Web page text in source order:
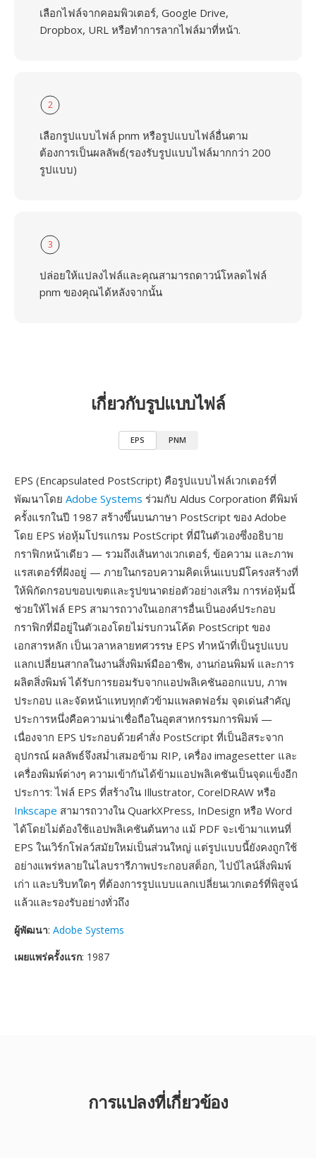
เลือกไฟล์จากคอมพิวเตอร์, Google Drive,
Dropbox, URL หรือทำการลากไฟล์มาที่หน้า.
2
เลือกรูปแบบไฟล์ pnm หรือรูปแบบไฟล์อื่นตาม
ต้องการเป็นผลลัพธ์(รองรับรูปแบบไฟล์มากกว่า 200
รูปแบบ)
3
ปล่อยให้แปลงไฟล์และคุณสามารถดาวน์โหลดไฟล์
pnm ของคุณได้หลังจากนั้น
เกี่ยวกับรูปแบบไฟล์
EPS PNM
EPS (Encapsulated PostScript) คือรูปแบบไฟล์เวกเตอร์ที่
พัฒนาโดย Adobe Systems ร่วมกับ Aldus Corporation ตีพิมพ์
ครั้งแรกในปี 1987 สร้างขึ้นบนภาษา PostScript ของ Adobe
โดย EPS ห่อหุ้มโปรแกรม PostScript ที่มีในตัวเองซึ่งอธิบาย
กราฟิกหน้าเดียว — รวมถึงเส้นทางเวกเตอร์, ข้อความ และภาพ
แรสเตอร์ที่ฝังอยู่ — ภายในกรอบความคิดเห็นแบบมีโครงสร้างที่
ให้พิกัดกรอบขอบเขตและรูปขนาดย่อตัวอย่างเสริม การห่อหุ้มนี้
ช่วยให้ไฟล์ EPS สามารถวางในเอกสารอื่นเป็นองค์ประกอบ
กราฟิกที่มีอยู่ในตัวเองโดยไม่รบกวนโค้ด PostScript ของ
เอกสารหลัก เป็นเวลาหลายทศวรรษ EPS ทำหน้าที่เป็นรูปแบบ
แลกเปลี่ยนสากลในงานสิ่งพิมพ์มืออาชีพ, งานก่อนพิมพ์ และการ
ผลิตสิ่งพิมพ์ ได้รับการยอมรับจากแอปพลิเคชันออกแบบ, ภาพ
ประกอบ และจัดหน้าแทบทุกตัวข้ามแพลตฟอร์ม จุดเด่นสำคัญ
ประการหนึ่งคือความน่าเชื่อถือในอุตสาหกรรมการพิมพ์ —
เนื่องจาก EPS ประกอบด้วยคำสั่ง PostScript ที่เป็นอิสระจาก
อุปกรณ์ ผลลัพธ์จึงสม่ำเสมอข้าม RIP, เครื่อง imagesetter และ
เครื่องพิมพ์ต่างๆ ความเข้ากันได้ข้ามแอปพลิเคชันเป็นจุดแข็งอีก
ประการ: ไฟล์ EPS ที่สร้างใน Illustrator, CorelDRAW หรือ
Inkscape สามารถวางใน QuarkXPress, InDesign หรือ Word
ได้โดยไม่ต้องใช้แอปพลิเคชันต้นทาง แม้ PDF จะเข้ามาแทนที่
EPS ในเวิร์กโฟลว์สมัยใหม่เป็นส่วนใหญ่ แต่รูปแบบนี้ยังคงถูกใช้
อย่างแพร่หลายในไลบรารีภาพประกอบสต็อก, ไปป์ไลน์สิ่งพิมพ์
เก่า และบริบทใดๆ ที่ต้องการรูปแบบแลกเปลี่ยนเวกเตอร์ที่พิสูจน์
แล้วและรองรับอย่างทั่วถึง
ผู้พัฒนา: Adobe Systems
เผยแพร่ครั้งแรก: 1987
การแปลงที่เกี่ยวข้อง